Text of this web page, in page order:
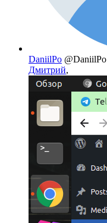
DaniilPo @DaniilPo
Дмитрий,